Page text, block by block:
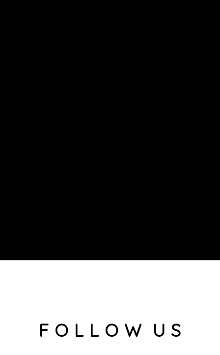
F O L L O W U S